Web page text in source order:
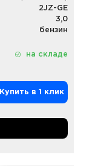
2JZ-GE
3,0
бензин
на складе
Купить в 1 клик